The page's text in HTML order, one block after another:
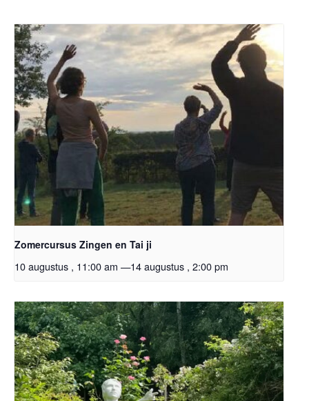
Zomercursus Zingen en Tai ji
10 augustus , 11:00 am —14 augustus , 2:00 pm